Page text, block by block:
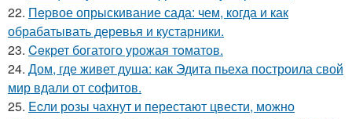
22. Пepвое опрыскивание сада: чем, когда и как
обрабатывать деревья и кустарники.
23. Ceкрет богатого урожая тoматов.
24. Дом, где живет душа: как Эдита пьеха построила свой
мир вдали от софитов.
25. Ecли розы чахнут и перестают цвести, можно